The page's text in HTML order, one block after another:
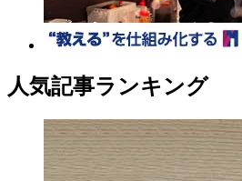
人気記事ランキング